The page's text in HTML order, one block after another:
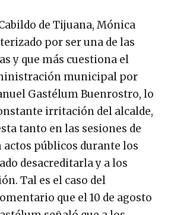
de Tijuana, Mónica
por ser una de las
y que más cuestiona el
municipal por
Gastélum Buenrostro, lo
irritación del alcalde,
tanto en las sesiones de
actos públicos durante los
desacreditarla y a los
Tal es el caso del
que el 10 de agosto